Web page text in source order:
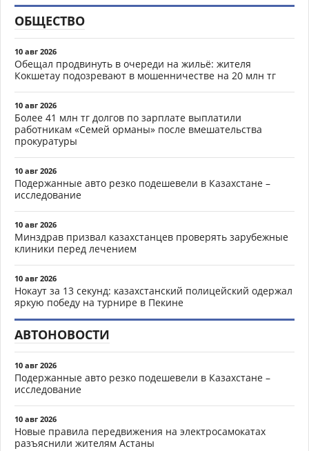
ОБЩЕСТВО
10 авг 2026
Обещал продвинуть в очереди на жильё: жителя
Кокшетау подозревают в мошенничестве на 20 млн тг
10 авг 2026
Более 41 млн тг долгов по зарплате выплатили
работникам «Семей орманы» после вмешательства
прокуратуры
10 авг 2026
Подержанные авто резко подешевели в Казахстане –
исследование
10 авг 2026
Минздрав призвал казахстанцев проверять зарубежные
клиники перед лечением
10 авг 2026
Нокаут за 13 секунд: казахстанский полицейский одержал
яркую победу на турнире в Пекине
АВТОНОВОСТИ
10 авг 2026
Подержанные авто резко подешевели в Казахстане –
исследование
10 авг 2026
Новые правила передвижения на электросамокатах
разъяснили жителям Астаны